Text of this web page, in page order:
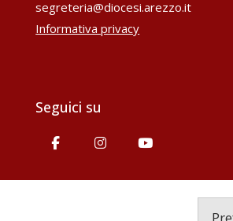
segreteria@diocesi.arezzo.it
Informativa privacy
Seguici su